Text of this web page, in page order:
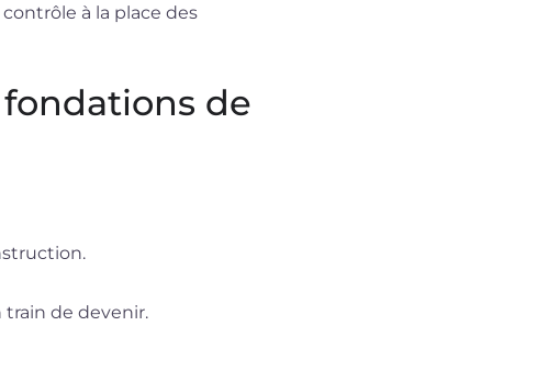
à la place des
de
train de devenir.